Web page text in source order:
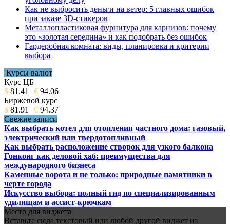
Как не выбросить деньги на ветер: 5 главных ошибок
при заказе 3D-стикеров
Металлопластиковая фурнитура для карнизов: почему
это «золотая середина» и как подобрать без ошибок
Гардеробная комната: виды, планировка и критерии
выбора
Курсы валют
Курс ЦБ
$ 81.41 € 94.06
Биржевой курс
$ 81.91 € 94.37
Свежие записи
Как выбрать котел для отопления частного дома: газовый,
электрический или твердотопливный
Как выбрать расположение створок для узкого балкона
Гонконг как деловой хаб: преимущества для
международного бизнеса
Каменные ворота и не только: природные памятники в
черте города
Искусство выбора: полный гид по специализированным
удилищам и ассист-крючкам
Место для виджета
Вставьте сюда текстовый или любой другой виджет из